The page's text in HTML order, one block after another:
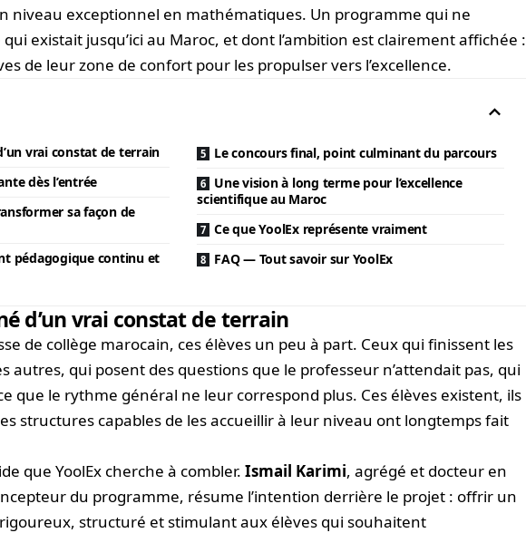
niveau exceptionnel en mathématiques. Un programme qui ne
existait jusqu’ici au Maroc, et dont l’ambition est clairement affichée :
de leur zone de confort pour les propulser vers l’excellence.
vrai constat de terrain
dès l’entrée
sa façon de
pédagogique continu et
Le concours final, point culminant du parcours
Une vision à long terme pour l’excellence
scientifique au Maroc
Ce que YoolEx représente vraiment
FAQ — Tout savoir sur YoolEx
d’un vrai constat de terrain
de collège marocain, ces élèves un peu à part. Ceux qui finissent les
autres, qui posent des questions que le professeur n’attendait pas, qui
que le rythme général ne leur correspond plus. Ces élèves existent, ils
structures capables de les accueillir à leur niveau ont longtemps fait
que YoolEx cherche à combler.Ismail Karimi, agrégé et docteur en
du programme, résume l’intention derrière le projet : offrir un
structuré et stimulant aux élèves qui souhaitent